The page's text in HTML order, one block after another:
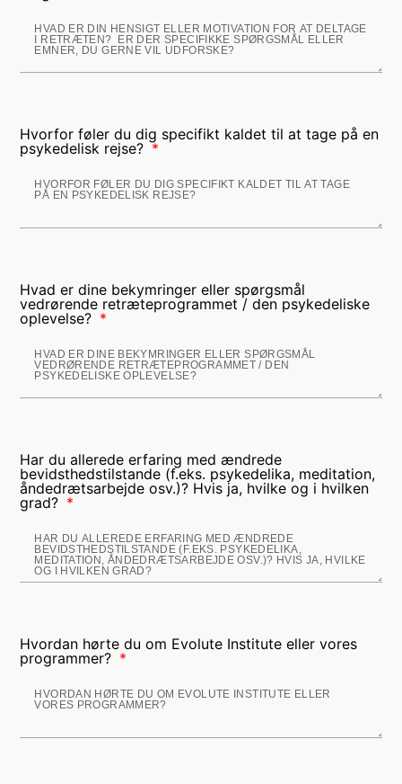
Hvorfor føler du dig specifikt kaldet til at tage på en
psykedelisk rejse?
Hvad er dine bekymringer eller spørgsmål
vedrørende retræteprogrammet / den psykedeliske
oplevelse?
Har du allerede erfaring med ændrede
bevidsthedstilstande (f.eks. psykedelika, meditation,
åndedrætsarbejde osv.)? Hvis ja, hvilke og i hvilken
grad?
Hvordan hørte du om Evolute Institute eller vores
programmer?